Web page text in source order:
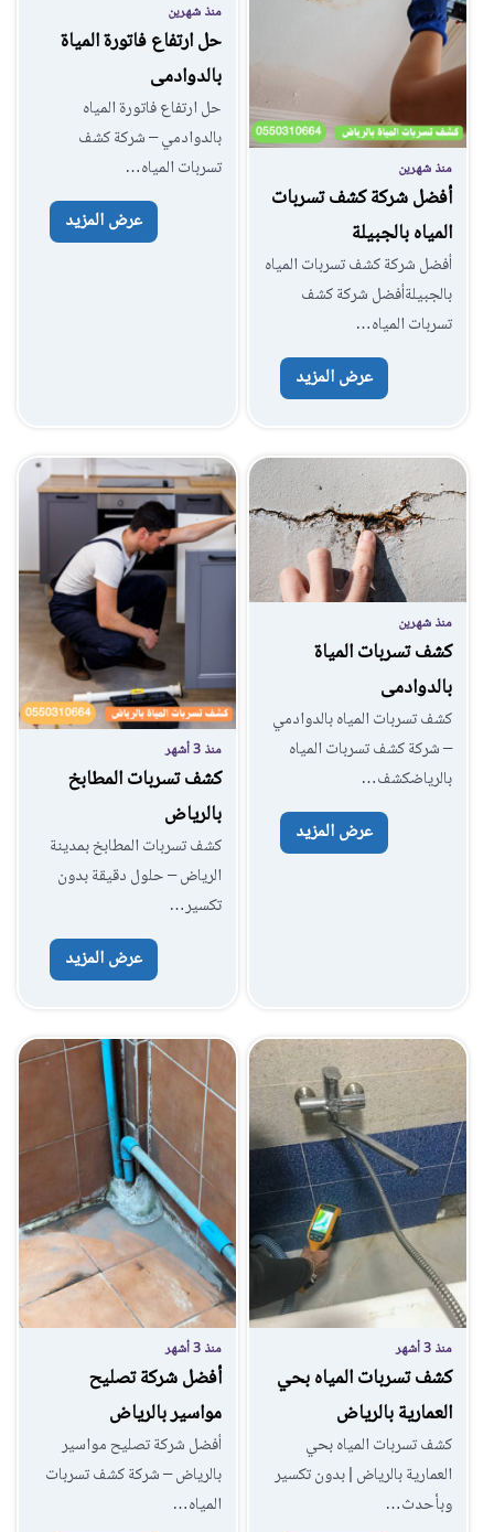
منذ شهرين
أفضل شركة كشف تسربات
المياه بالجبيلة
أفضل شركة كشف تسربات المياه
بالجبيلةأفضل شركة كشف
تسربات المياه…
عرض المزيد
منذ شهرين
حل ارتفاع فاتورة المياة
بالدوادمى
حل ارتفاع فاتورة المياه
بالدوادمي – شركة كشف
تسربات المياه…
عرض المزيد
منذ شهرين
كشف تسربات المياة
بالدوادمى
كشف تسربات المياه بالدوادمي
– شركة كشف تسربات المياه
بالرياضكشف…
عرض المزيد
منذ 3 أشهر
كشف تسربات المطابخ
بالرياض
كشف تسربات المطابخ بمدينة
الرياض – حلول دقيقة بدون
تكسير…
عرض المزيد
منذ 3 أشهر
كشف تسربات المياه بحي
العمارية بالرياض
كشف تسربات المياه بحي
العمارية بالرياض | بدون تكسير
وبأحدث…
منذ 3 أشهر
أفضل شركة تصليح
مواسير بالرياض
أفضل شركة تصليح مواسير
بالرياض – شركة كشف تسربات
المياه…